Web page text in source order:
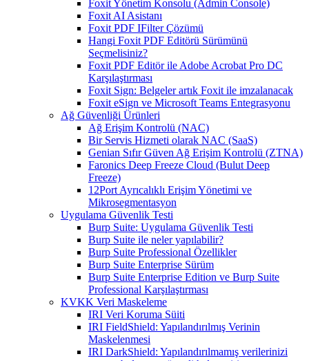
Foxit Yönetim Konsolu (Admin Console)
Foxit AI Asistanı
Foxit PDF IFilter Çözümü
Hangi Foxit PDF Editörü Sürümünü
Seçmelisiniz?
Foxit PDF Editör ile Adobe Acrobat Pro DC
Karşılaştırması
Foxit Sign: Belgeler artık Foxit ile imzalanacak
Foxit eSign ve Microsoft Teams Entegrasyonu
Ağ Güvenliği Ürünleri
Ağ Erişim Kontrolü (NAC)
Bir Servis Hizmeti olarak NAC (SaaS)
Genian Sıfır Güven Ağ Erişim Kontrolü (ZTNA)
Faronics Deep Freeze Cloud (Bulut Deep
Freeze)
12Port Ayrıcalıklı Erişim Yönetimi ve
Mikrosegmentasyon
Uygulama Güvenlik Testi
Burp Suite: Uygulama Güvenlik Testi
Burp Suite ile neler yapılabilir?
Burp Suite Professional Özellikler
Burp Suite Enterprise Sürüm
Burp Suite Enterprise Edition ve Burp Suite
Professional Karşılaştırması
KVKK Veri Maskeleme
IRI Veri Koruma Süiti
IRI FieldShield: Yapılandırılmış Verinin
Maskelenmesi
IRI DarkShield: Yapılandırılmamış verilerinizi